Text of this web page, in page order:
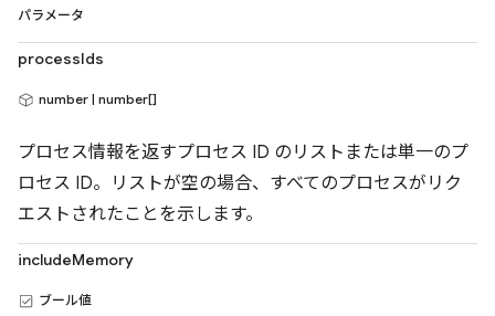
パラメータ
processIds
number | number[]
プロセス情報を返すプロセス ID のリストまたは単一のプ
ロセス ID。リストが空の場合、すべてのプロセスがリク
エストされたことを示します。
includeMemory
ブール値